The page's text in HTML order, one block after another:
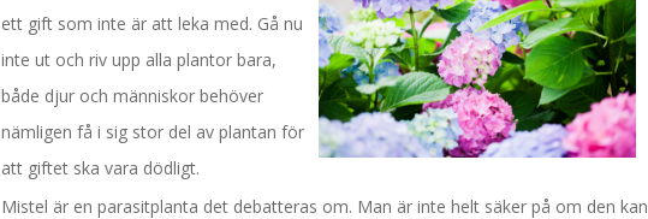
ett gift som inte är att leka med. Gå nu
inte ut och riv upp alla plantor bara,
både djur och människor behöver
nämligen få i sig stor del av plantan för
att giftet ska vara dödligt.
Mistel är en parasitplanta det debatteras om. Man är inte helt säker på om den kan